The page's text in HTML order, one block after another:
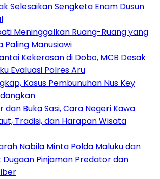
Selesaikan Sengketa Enam Dusun
Meninggalkan Ruang-Ruang yang
Paling Manusiawi
Kekerasan di Dobo, MCB Desak
Evaluasi Polres Aru
Kasus Pembunuhan Nus Key
dan Buka Sasi, Cara Negeri Kawa
Tradisi, dan Harapan Wisata
Nabila Minta Polda Maluku dan
Dugaan Pinjaman Predator dan